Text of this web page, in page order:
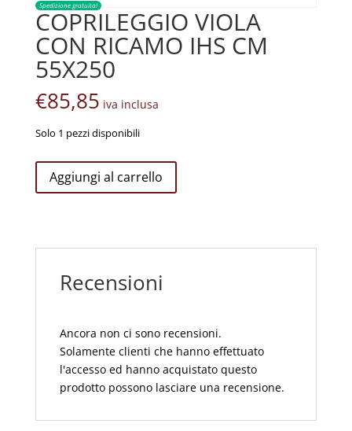
Spedizione gratuita!
COPRILEGGIO VIOLA
CON RICAMO IHS CM
55X250
€85,85 iva inclusa
Solo 1 pezzi disponibili
COPRILEGGIO
VIOLA
55X250
Aggiungi al carrello
Recensioni
Ancora non ci sono recensioni.
Solamente clienti che hanno effettuato
l'accesso ed hanno acquistato questo
prodotto possono lasciare una recensione.